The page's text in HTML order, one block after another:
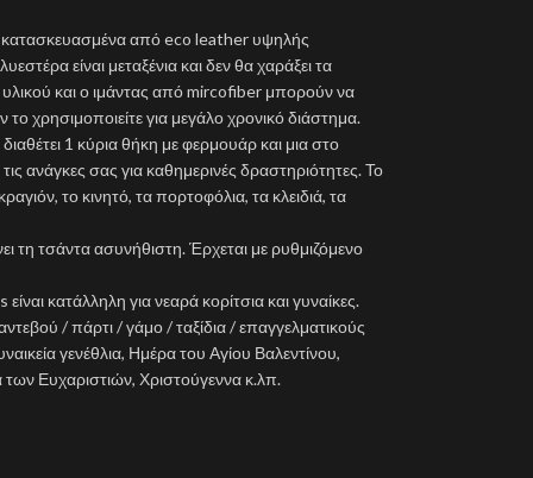
κατασκευασμένα από eco leather υψηλής
είναι μεταξένια και δεν θα χαράξει τα
και ο ιμάντας από mircofiber μπορούν να
χρησιμοποιείτε για μεγάλο χρονικό διάστημα.
1 κύρια θήκη με φερμουάρ και μια στο
ανάγκες σας για καθημερινές δραστηριότητες. Το
το κινητό, τα πορτοφόλια, τα κλειδιά, τα
τη τσάντα ασυνήθιστη. Έρχεται με ρυθμιζόμενο
κατάλληλη για νεαρά κορίτσια και γυναίκες.
/ πάρτι / γάμο / ταξίδια / επαγγελματικούς
γενέθλια, Ημέρα του Αγίου Βαλεντίνου,
Ευχαριστιών, Χριστούγεννα κ.λπ.